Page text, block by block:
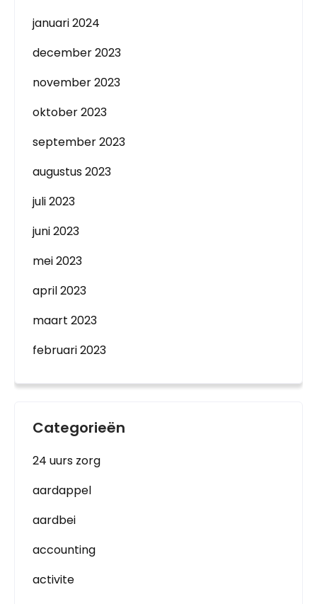
januari 2024
december 2023
november 2023
oktober 2023
september 2023
augustus 2023
juli 2023
juni 2023
mei 2023
april 2023
maart 2023
februari 2023
Categorieën
24 uurs zorg
aardappel
aardbei
accounting
activite